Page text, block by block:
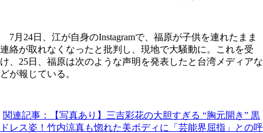
7月24日、江が自身のInstagramで、福原が子供を連れたまま
連絡が取れなくなったと批判し、現地で大騒動に。これを受
け、25日、福原は次のような声明を発表したと台湾メディアな
どが報じている。
関連記事：【写真あり】三吉彩花の大胆すぎる “胸元開き” 黒
ドレス姿！竹内涼真も惚れた美ボディに「芸能界屈指」との呼